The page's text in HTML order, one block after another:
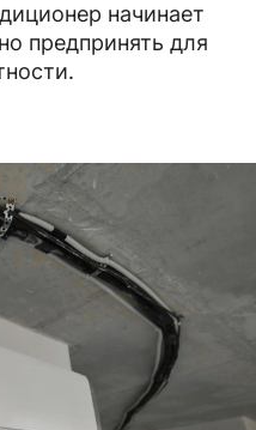
начинает
предпринять для